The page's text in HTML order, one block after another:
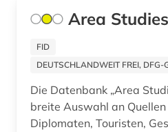
informationstechnik (2)
ingenieurswesen (1)
Area
FID
DEUTSCHLANDWEIT FREI, DFG-
Die Datenbank „Area
breite Auswahl an
Diplomaten, Touristen,